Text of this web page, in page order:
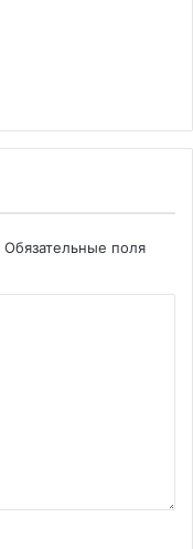
Обязательные поля